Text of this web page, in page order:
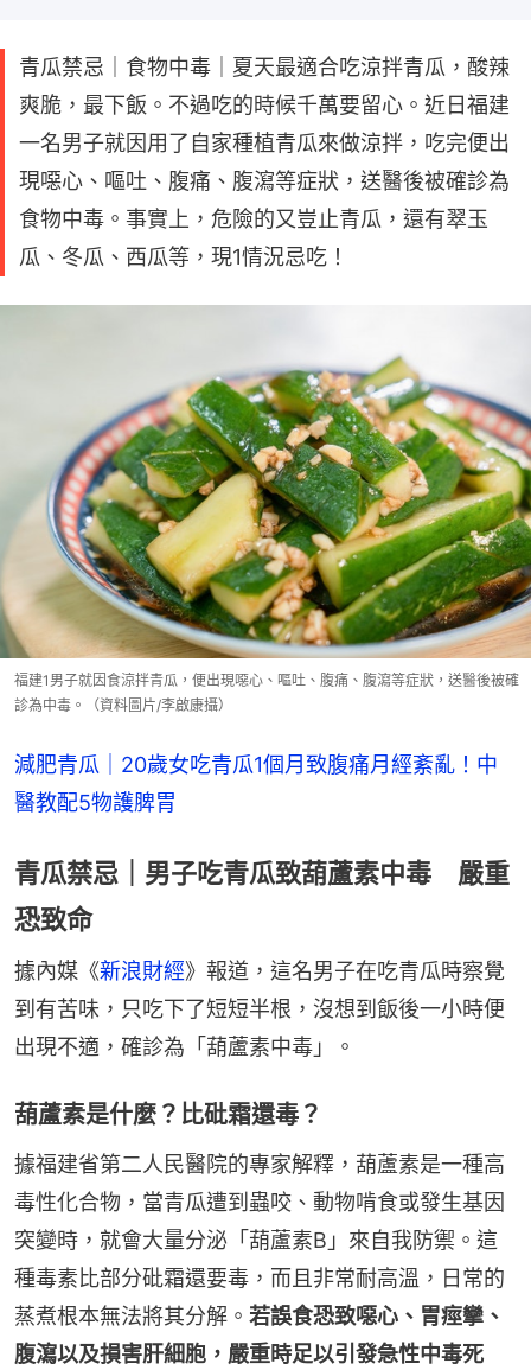
青瓜禁忌｜食物中毒｜夏天最適合吃涼拌青瓜，酸辣
爽脆，最下飯。不過吃的時候千萬要留心。近日福建
一名男子就因用了自家種植青瓜來做涼拌，吃完便出
現噁心、嘔吐、腹痛、腹瀉等症狀，送醫後被確診為
食物中毒。事實上，危險的又豈止青瓜，還有翠玉
瓜、冬瓜、西瓜等，現1情況忌吃！
福建1男子就因食涼拌青瓜，便出現噁心、嘔吐、腹痛、腹瀉等症狀，送醫後被確
診為中毒。（資料圖片/李啟康攝）
減肥青瓜｜20歲女吃青瓜1個月致腹痛月經紊亂！中
醫教配5物護脾胃
青瓜禁忌｜男子吃青瓜致葫蘆素中毒 嚴重
恐致命
據內媒《新浪財經》報道，這名男子在吃青瓜時察覺
到有苦味，只吃下了短短半根，沒想到飯後一小時便
出現不適，確診為「葫蘆素中毒」。
葫蘆素是什麼？比砒霜還毒？
據福建省第二人民醫院的專家解釋，葫蘆素是一種高
毒性化合物，當青瓜遭到蟲咬、動物啃食或發生基因
突變時，就會大量分泌「葫蘆素B」來自我防禦。這
種毒素比部分砒霜還要毒，而且非常耐高溫，日常的
蒸煮根本無法將其分解。 若誤食恐致噁心、胃痙攣、
腹瀉以及損害肝細胞，嚴重時足以引發急性中毒死